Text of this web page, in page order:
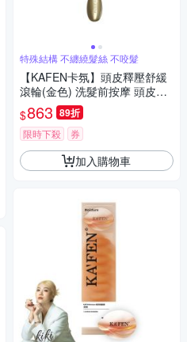
特殊結構 不纏繞髮絲 不咬髮
【KAFEN卡氛】頭皮釋壓舒緩
滾輪(金色) 洗髮前按摩 頭皮紓
壓
$863 89折
限時下殺 券
加入購物車